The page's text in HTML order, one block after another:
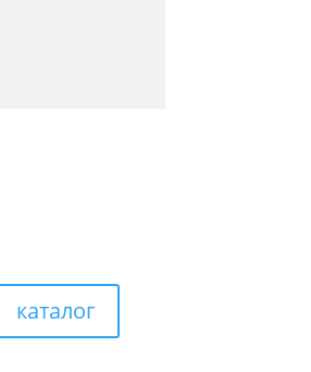
каталог